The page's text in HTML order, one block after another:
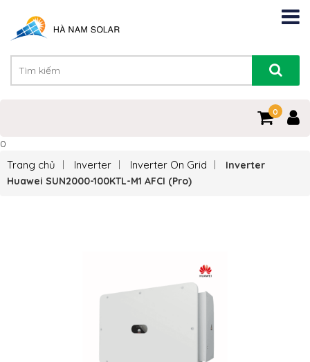
0
0
Trang chủ Inverter Inverter On Grid
Inverter
Huawei SUN2000-100KTL-M1 AFCI (Pro)